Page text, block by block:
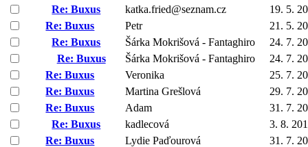
Re: Buxus
katka.fried@seznam.cz
19. 5.
Re: Buxus
Petr
21. 5.
Re: Buxus
Šárka Mokrišová - Fantaghiro
24. 7.
Re: Buxus
Šárka Mokrišová - Fantaghiro
24. 7.
Re: Buxus
Veronika
25. 7.
Re: Buxus
Martina Grešlová
29. 7.
Re: Buxus
Adam
31. 7.
Re: Buxus
kadlecová
3. 8.
Re: Buxus
Lydie Paďourová 31. 7.